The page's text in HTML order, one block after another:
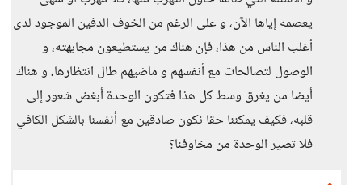
يعصمه إياها الآن، و على الرغم من الخوف الدفين الموجود لدى
أغلب الناس من هذا، فإن هناك من يستطيعون مجابهته، و
الوصول لتصالحات مع أنفسهم و ماضيهم طال انتظارها، و هناك
أيضا من يغرق وسط كل هذا فتكون الوحدة أبغض شعور إلى
قلبه، فكيف يمكننا حقا نكون صادقين مع أنفسنا بالشكل الكافي
فلا تصير الوحدة من مخاوفنا؟